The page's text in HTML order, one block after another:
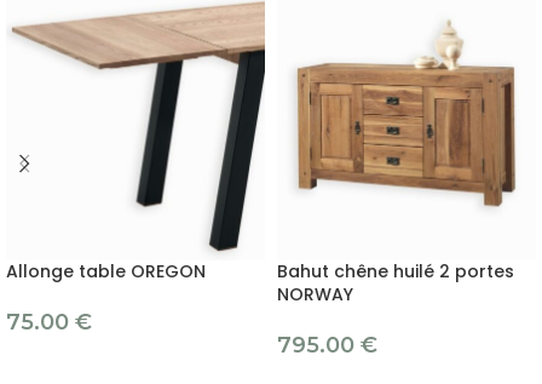
Allonge table OREGON
75.00 €
Bahut chêne huilé 2 portes
NORWAY
795.00 €